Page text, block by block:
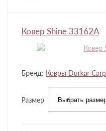
Ковер Shine 33162A
Бренд: Ковры Durkar
Размер